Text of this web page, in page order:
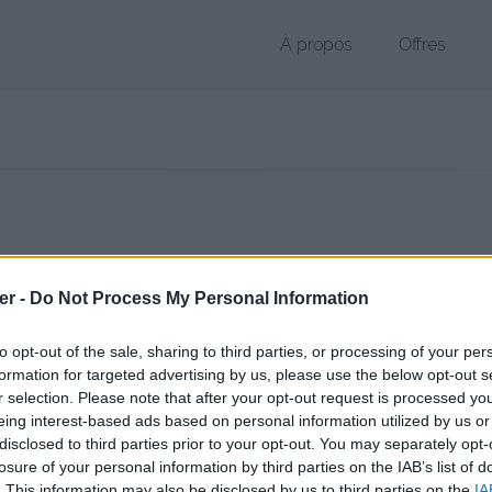
- Do Not Process My Personal Information
opt-out of the sale, sharing to third parties, or processing of your
for targeted advertising by us, please use the below opt-out
selection. Please note that after your opt-out request is processed
interest-based ads based on personal information utilized by us
to third parties prior to your opt-out. You may separately
of your personal information by third parties on the IAB’s list of
À propos Offres
public, envoyé le 26 février 2013 à 22:14, depuis l'adresse IP
page de téléchargement a été vue 1214 fois depuis l'envoi du
fichier.fr/2013/02/26/muerte-2-aurey/ Copier
aurey.xls sur le Web et les